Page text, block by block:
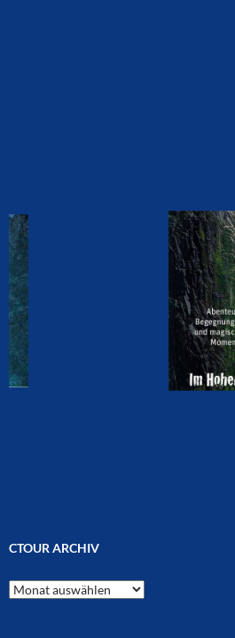
CTOUR ARCHIV
CTOUR
Archiv